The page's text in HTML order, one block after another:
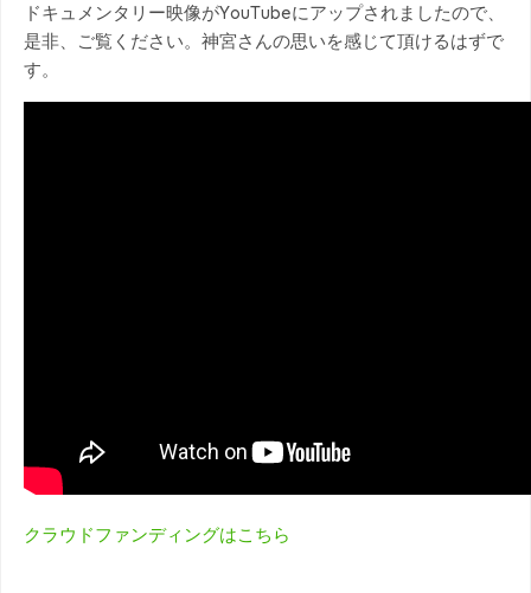
ドキュメンタリー映像がYouTubeにアップされましたので、
是非、ご覧ください。神宮さんの思いを感じて頂けるはずで
す。
クラウドファンディングはこちら